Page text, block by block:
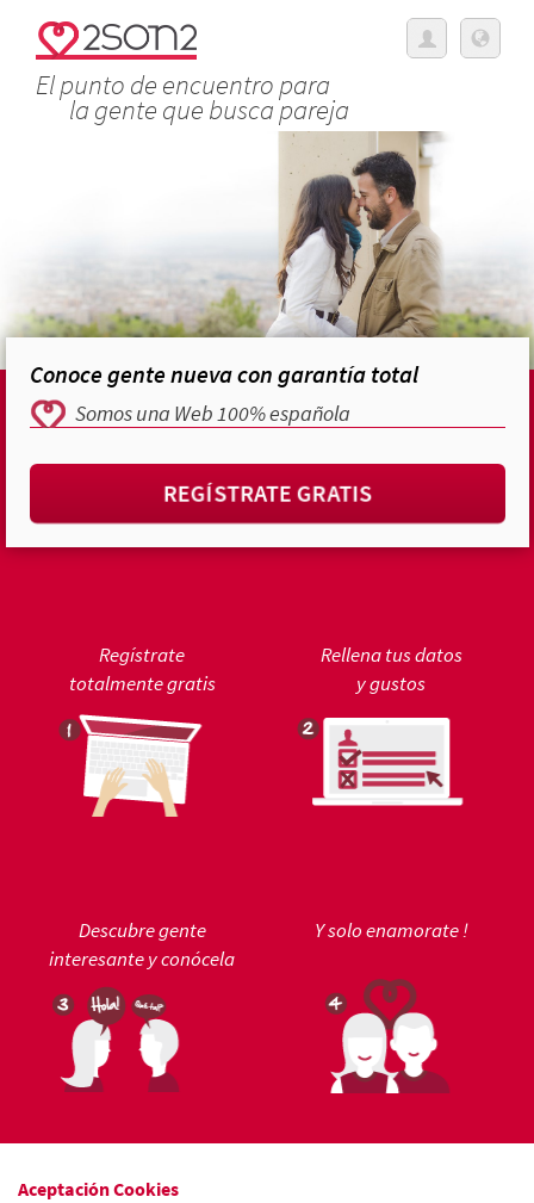
El punto de encuentro para
la gente que busca pareja
Conoce gente nueva con garantía total
Somos una Web 100% española
REGÍSTRATE GRATIS
Regístrate
totalmente gratis
Rellena tus datos
y gustos
Descubre gente
interesante y conócela
Y solo enamorate !
Aceptación Cookies